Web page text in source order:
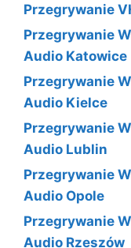
Przegrywanie
Przegrywanie
Audio Katowice
Przegrywanie
Audio Kielce
Przegrywanie
Audio Lublin
Przegrywanie
Audio Opole
Przegrywanie
Audio Rzeszów